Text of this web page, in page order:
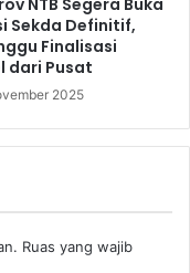
Sekda Definitif,
Finalisasi
dari Pusat
2025
Ruas yang wajib